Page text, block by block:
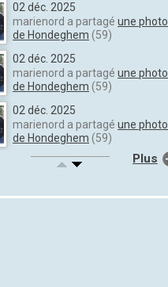
02 déc. 2025
marienord a partagé une photo
de Hondeghem (59)
02 déc. 2025
marienord a partagé une photo
de Hondeghem (59)
02 déc. 2025
marienord a partagé une photo
de Hondeghem (59)
02 déc. 2025
Plus